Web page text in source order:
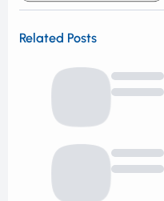
Related Posts